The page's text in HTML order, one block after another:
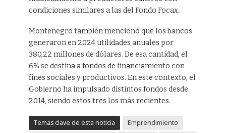
condiciones similares a las del Fondo Focax.
Montenegro también mencionó que los bancos
generaron en 2024 utilidades anuales por
380,22 millones de dólares. De esa cantidad, el
6% se destina a fondos de financiamiento con
fines sociales y productivos. En este contexto, el
Gobierno ha impulsado distintos fondos desde
2014, siendo estos tres los más recientes.
Temas clave de esta noticia
Emprendimiento